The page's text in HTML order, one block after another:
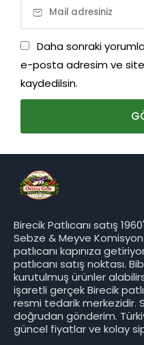
Daha sonraki
e-posta adresim ve site
kaydedilsin.
Birecik Patlıcanı satış
Sebze & Meyve
patlıcanı kapınıza
patlıcanı satış noktası.
kurutulmuş ürünler
işaretli gerçek Birecik
resmi tedarik merkezidir.
doğrudan gönderim.
güncel fiyatlar ve kolay